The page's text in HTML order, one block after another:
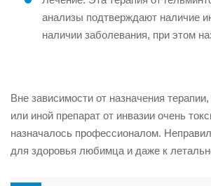
анализы подтверждают наличие
наличии заболевания, при этом
Вне зависимости от назначения
или иной препарат от инвазии очень
назначалось профессионалом.
для здоровья любимца и даже к